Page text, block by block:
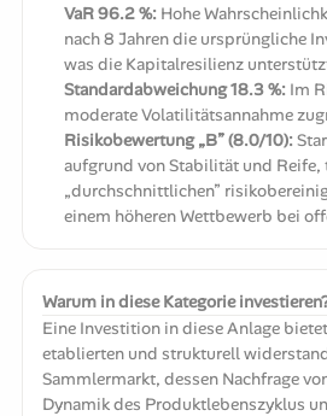
VaR 96.2 %: Hohe
nach 8 Jahren die ursprüngliche
was die Kapitalresilienz
Standardabweichung 18.3 %: Im
moderate Volatilitätsannahme
Risikobewertung „B” (8.0/10):
aufgrund von Stabilität und Reife,
„durchschnittlichen”
einem höheren Wettbewerb bei
Warum in diese Kategorie
Eine Investition in diese Anlage
etablierten und strukturell
Sammlermarkt, dessen Nachfrage
Dynamik des Produktlebenszyklus